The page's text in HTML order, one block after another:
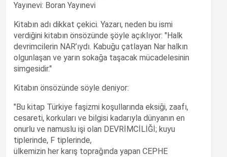
Yayınevi: Boran Yayınevi
Kitabın adı dikkat çekici. Yazarı, neden bu ismi
verdiğini kitabın önsözünde şöyle açıklıyor: "Halk
devrimcilerin NAR’ıydı. Kabuğu çatlayan Nar halkın
olgunlaşan ve yarın sokağa taşacak mücadelesinin
simgesidir."
Kitabın önsözünde söyle deniyor:
"Bu kitap Türkiye faşizmi koşullarında eksiği, zaafı,
cesareti, korkuları ve bilgisi kadarıyla dünyanın en
onurlu ve namuslu işi olan DEVRİMCİLİĞİ; kuyu
tiplerinde, F tiplerinde,
ülkemizin her karış toprağında yapan CEPHE